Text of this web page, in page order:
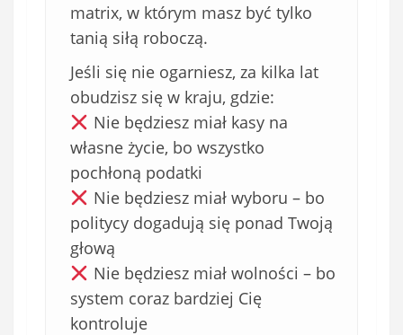
matrix, w którym masz być tylko
tanią siłą roboczą.
Jeśli się nie ogarniesz, za kilka lat
obudzisz się w kraju, gdzie:
Nie będziesz miał kasy na
własne życie, bo wszystko
pochłoną podatki
Nie będziesz miał wyboru – bo
politycy dogadują się ponad Twoją
głową
Nie będziesz miał wolności – bo
system coraz bardziej Cię
kontroluje